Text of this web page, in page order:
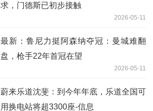
求，门德斯已初步接触
2026-05-11
最新：鲁尼力挺阿森纳夺冠：曼城难翻
盘，枪手22年首冠在望
2026-05-11
蔚来乐道沈斐：到今年年底，乐道全国可
用换电站将超3300座-信息